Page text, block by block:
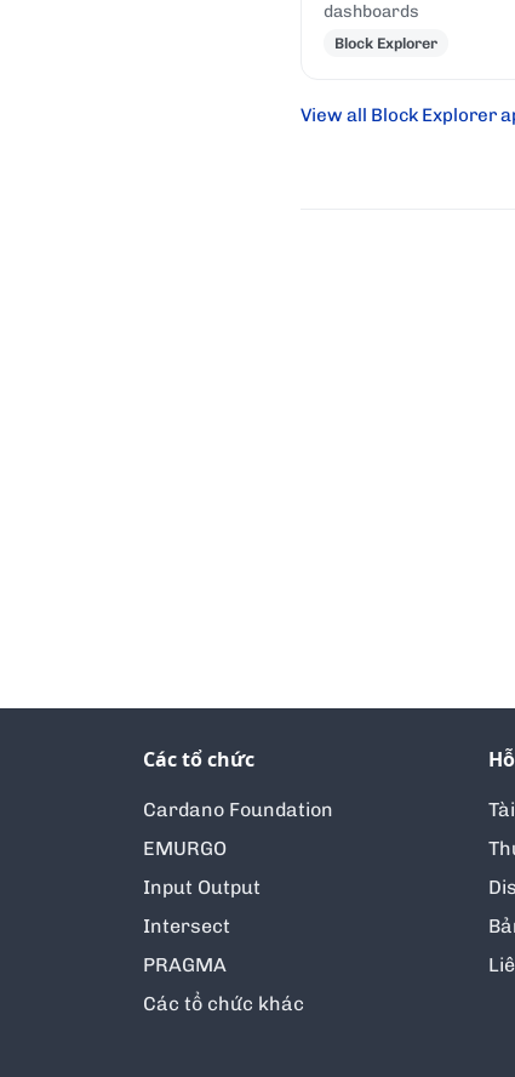
dashboards
Block Explorer
View all Block Explorer
Các tổ chức
Cardano Foundation
EMURGO
Input Output
Intersect
PRAGMA
Các tổ chức khác